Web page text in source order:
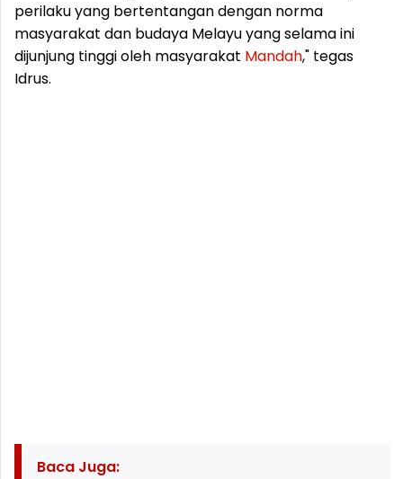
perilaku yang bertentangan dengan norma
masyarakat dan budaya Melayu yang selama ini
dijunjung tinggi oleh masyarakat Mandah," tegas
Idrus.
Baca Juga: